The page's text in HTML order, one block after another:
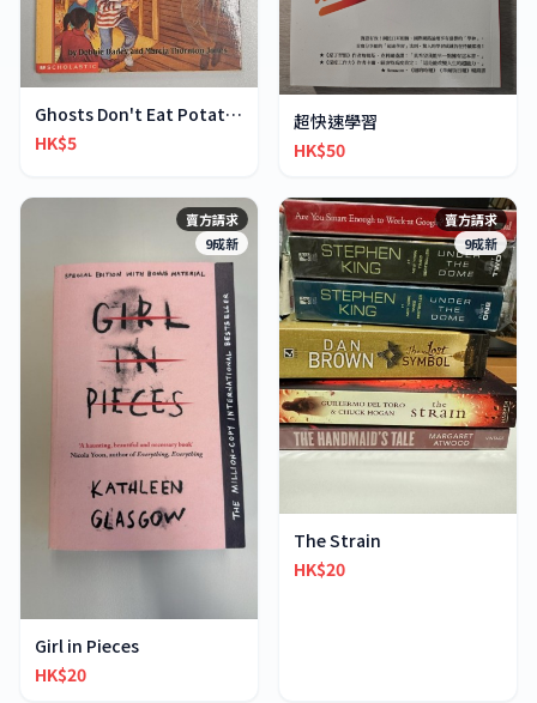
Ghosts Don't Eat Potato Chips
HK$5
超快速學習
HK$50
賣方請求
9成新
Girl in Pieces
HK$20
賣方請求
9成新
The Strain
HK$20